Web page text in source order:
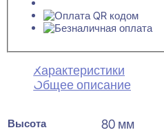
Характеристики
Общее описание
Высота 80 мм